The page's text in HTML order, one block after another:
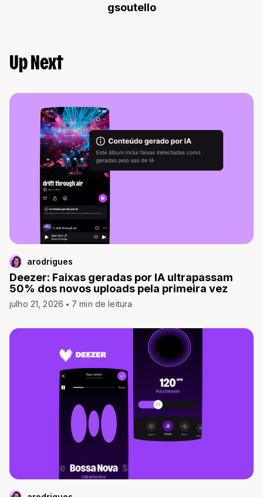
gsoutello
Up Next
arodrigues
Deezer: Faixas geradas por IA ultrapassam
50% dos novos uploads pela primeira vez
julho 21, 2026 7 min de leitura